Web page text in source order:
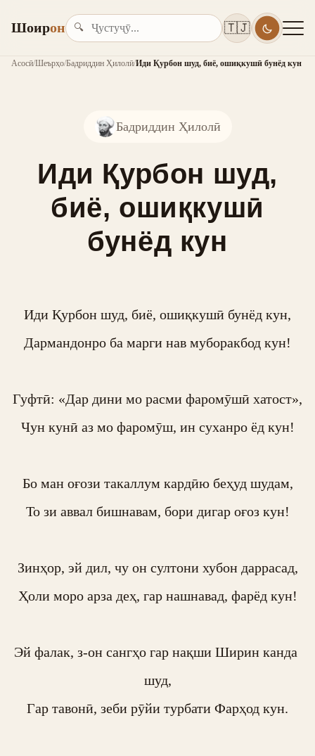
Шоирон 🔍 🇹🇯
Асосӣ/Шеърҳо/Бадриддин Ҳилолӣ/Иди Қурбон шуд, биё, ошиқкушӣ бунёд кун
Бадриддин Ҳилолӣ
Иди Қурбон шуд,
биё, ошиқкушӣ
бунёд кун
Иди Қурбон шуд, биё, ошиқкушӣ бунёд кун,
Дармандонро ба марги нав муборакбод кун!
Гуфтӣ: «Дар дини мо расми фаромӯшӣ хатост»,
Чун кунӣ аз мо фаромӯш, ин суханро ёд кун!
Бо ман оғози такаллум кардӣю беҳуд шудам,
То зи аввал бишнавам, бори дигар оғоз кун!
Зинҳор, эй дил, чу он султони хубон даррасад,
Ҳоли моро арза деҳ, гар нашнавад, фарёд кун!
Эй фалак, з-он сангҳо гар нақши Ширин канда
шуд,
Гар тавонӣ, зеби рӯйи турбати Фарҳод кун.